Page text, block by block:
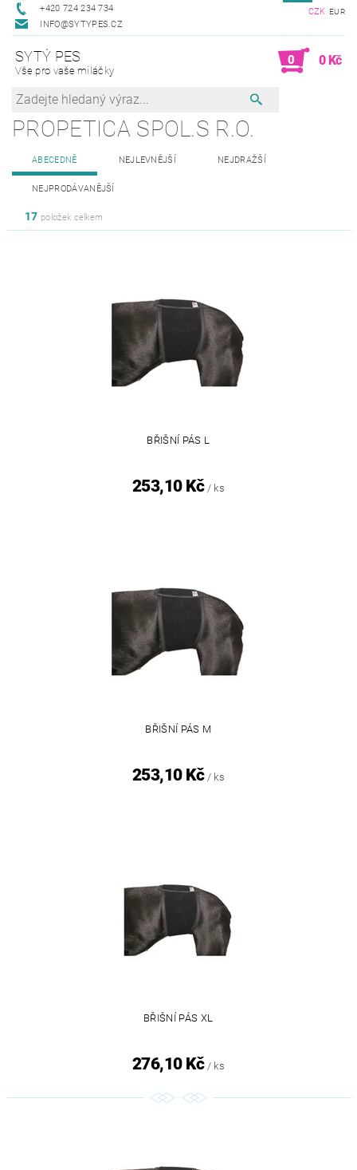
+420 724 234 734
INFO@SYTYPES.CZ
CZK EUR
SYTÝ PES
Vše pro vaše miláčky
0 0 Kč
PROPETICA SPOL.S R.O.
ABECEDNĚ NEJLEVNĚJŠÍ NEJDRAŽŠÍ
NEJPRODÁVANĚJŠÍ
17 položek celkem
BŘIŠNÍ PÁS L
253,10 Kč / ks
BŘIŠNÍ PÁS M
253,10 Kč / ks
BŘIŠNÍ PÁS XL
276,10 Kč / ks